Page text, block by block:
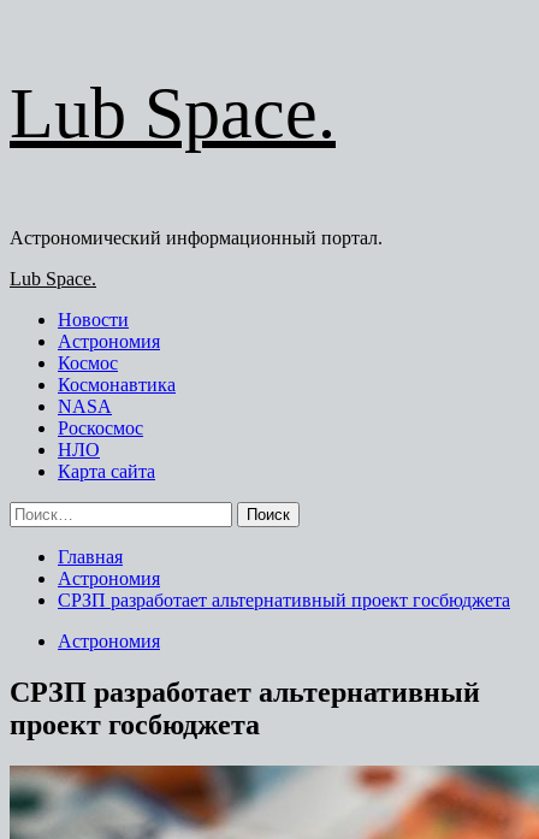
содержимому
Lub Space.
Астрономический информационный портал.
Основное
Lub Space.
Новости
Астрономия
Космос
Космонавтика
NASA
Роскосмос
НЛО
Карта сайта
Найти:
Главная
Астрономия
СРЗП разработает альтернативный проект госбюджета
Астрономия
СРЗП разработает альтернативный
проект госбюджета